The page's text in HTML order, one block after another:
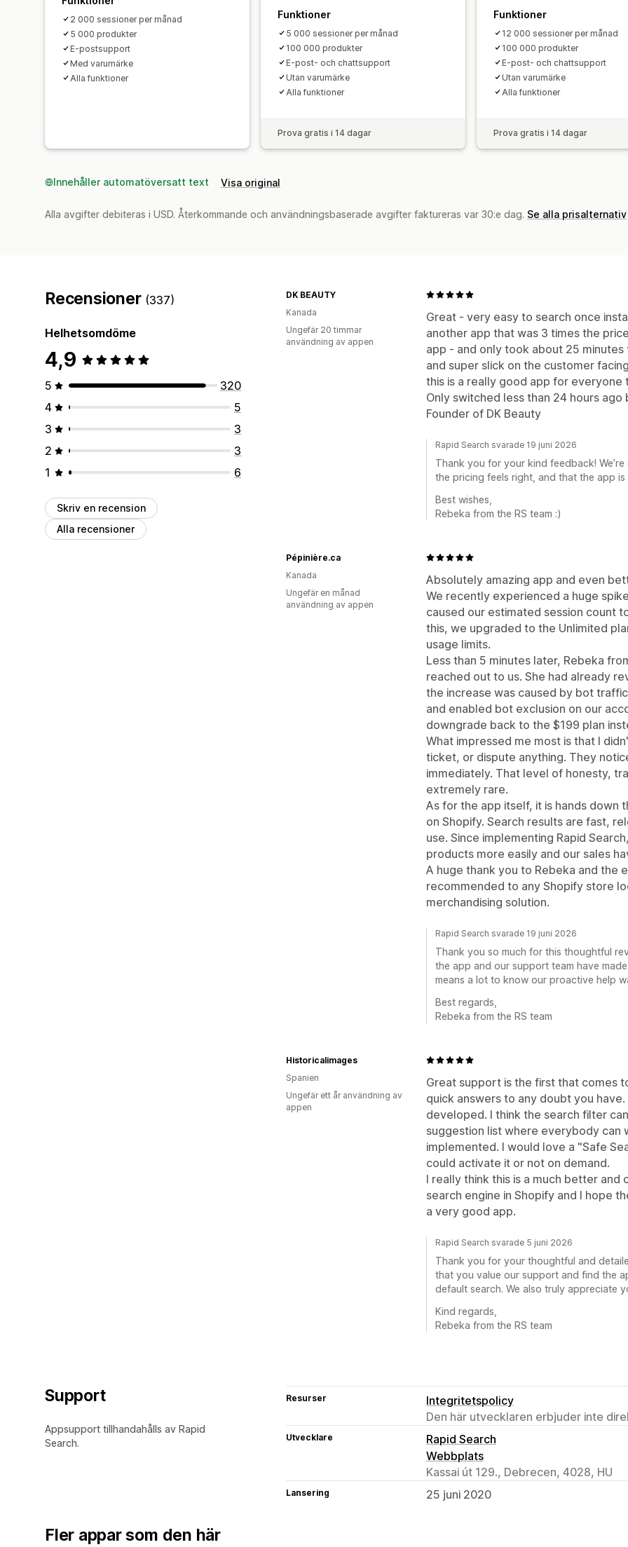
2 000 sessioner per månad
5 000 produkter
E-postsupport
Med varumärke
Alla funktioner
Funktioner
5 000 sessioner per månad
100 000 produkter
E-post- och chattsupport
Utan varumärke
Alla funktioner
Prova gratis i 14 dagar
Funktioner
12 000 sessioner per månad
100 000 produkter
E-post- och chattsupport
Utan varumärke
Alla funktioner
Prova gratis i 14 dagar
Innehåller automatöversatt text Visa original
Alla avgifter debiteras i USD. Återkommande och användningsbaserade avgifter faktureras var 30:e dag. Se alla prisalternativ
Recensioner (337)
Helhetsomdöme
4,9
5
320
4
5
3
3
2
3
1
6
Skriv en recension
Alla recensioner
Great - very easy to search once
another app that was 3 times the
app - and only took about 25
and super slick on the customer
this is a really good app for everyone
Only switched less than 24 hours ago
Founder of DK Beauty
DK BEAUTY
Kanada
Ungefär 20 timmar
användning av appen
Rapid Search svarade 19 juni 2026
Thank you for your kind feedback!
the pricing feels right, and that the app
Best wishes,
Rebeka from the RS team :)
Absolutely amazing app and even
We recently experienced a huge
caused our estimated session count
this, we upgraded to the Unlimited
usage limits.
Less than 5 minutes later, Rebeka
reached out to us. She had already
the increase was caused by bot
and enabled bot exclusion on our
downgrade back to the $199 plan
What impressed me most is that I
ticket, or dispute anything. They
immediately. That level of honesty,
extremely rare.
As for the app itself, it is hands down
on Shopify. Search results are fast,
use. Since implementing Rapid
products more easily and our sales
A huge thank you to Rebeka and the
recommended to any Shopify store
merchandising solution.
Pépinière.ca
Kanada
Ungefär en månad
användning av appen
Rapid Search svarade 19 juni 2026
Thank you so much for this thoughtful
the app and our support team have
means a lot to know our proactive help
Best regards,
Rebeka from the RS team
Great support is the first that comes
quick answers to any doubt you
developed. I think the search filter
suggestion list where everybody can
implemented. I would love a "Safe
could activate it or not on demand.
I really think this is a much better
search engine in Shopify and I hope
a very good app.
Historicalimages
Spanien
Ungefär ett år användning av
appen
Rapid Search svarade 5 juni 2026
Thank you for your thoughtful and
that you value our support and find the
default search. We also truly appreciate
Kind regards,
Rebeka from the RS team
Support
Appsupport tillhandahålls av Rapid
Search.
Resurser
Integritetspolicy
Den här utvecklaren erbjuder inte
Utvecklare
Rapid Search
Webbplats
Kassai út 129., Debrecen, 4028, HU
Lansering 25 juni 2020
Fler appar som den här